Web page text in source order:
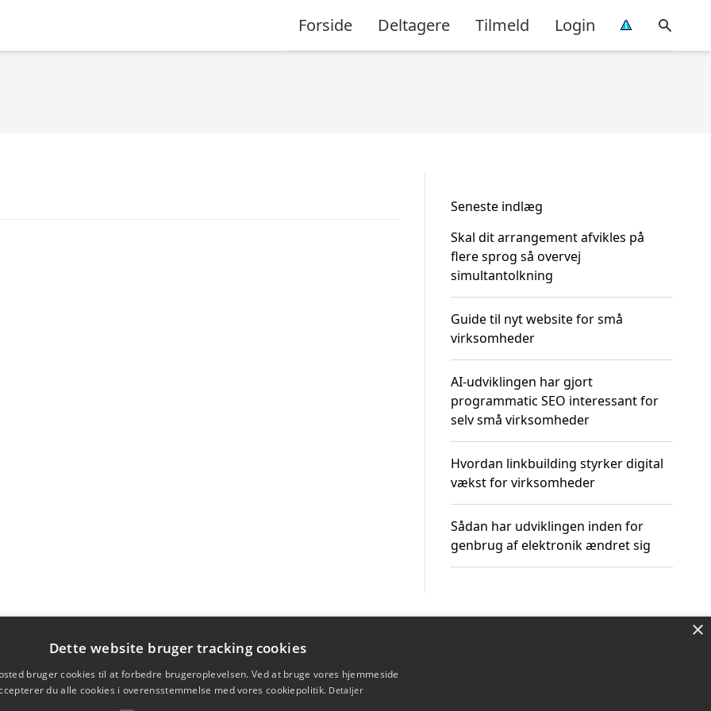
Forside Deltagere Tilmeld Login
Seneste indlæg
Skal dit arrangement afvikles på
flere sprog så overvej
simultantolkning
Guide til nyt website for små
virksomheder
AI-udviklingen har gjort
programmatic SEO interessant for
selv små virksomheder
Hvordan linkbuilding styrker digital
vækst for virksomheder
Sådan har udviklingen inden for
genbrug af elektronik ændret sig
×
Dette website bruger tracking cookies
bruger cookies til at forbedre brugeroplevelsen. Ved at bruge vores hjemmeside
du alle cookies i overensstemmelse med vores cookiepolitik. Detaljer